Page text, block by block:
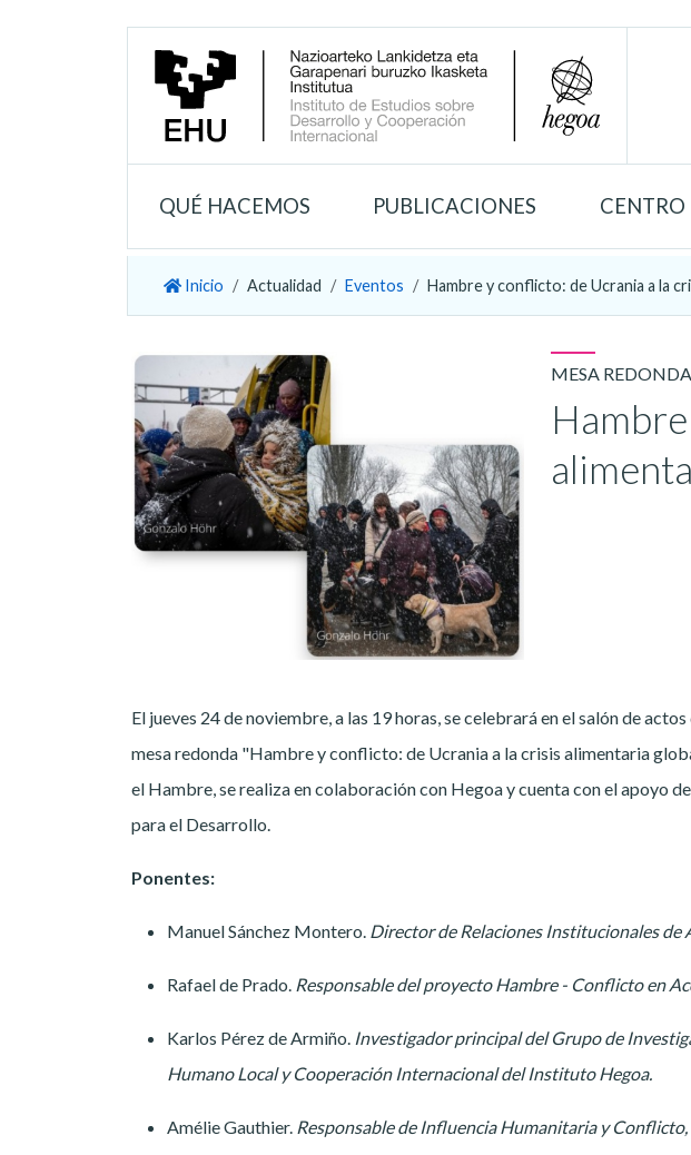
QUÉ HACEMOS PUBLICACIONES
Inicio Actualidad Eventos Hambre y conflicto: de Ucrania a la
MESA REDONDA
El jueves 24 de noviembre, a las 19 horas, se celebrará en el salón de
mesa redonda "Hambre y conflicto: de Ucrania a la crisis alimentaria
el Hambre, se realiza en colaboración con Hegoa y cuenta con el apoyo
para el Desarrollo.
Ponentes:
Manuel Sánchez Montero. Director de Relaciones Institucionales de
Rafael de Prado. Responsable del proyecto Hambre - Conflicto en
Karlos Pérez de Armiño. Investigador principal del Grupo de
Humano Local y Cooperación Internacional del Instituto Hegoa.
Amélie Gauthier. Responsable de Influencia Humanitaria y